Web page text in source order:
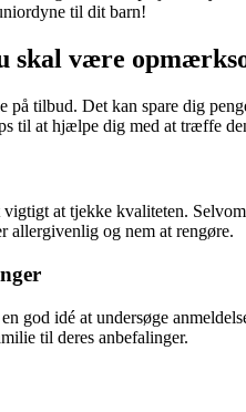
til dit barn!
skal være
tilbud. Det kan spare dig
til at hjælpe dig med at træffe
at tjekke kvaliteten.
allergivenlig og nem at rengøre.
god idé at undersøge
til deres anbefalinger.